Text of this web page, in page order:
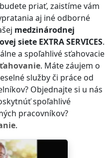
priať, zaistíme vám
aj iné odborné
medzinárodnej
siete EXTRA SERVICES.
a spoľahlivé sťahovacie
. Máte záujem o
služby či práce od
Objednajte si u nás
spoľahlivé
pracovníkov?
.